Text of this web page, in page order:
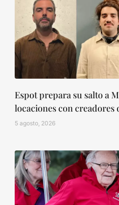
Espot prepara su salto a
locaciones con creadores
5 agosto, 2026